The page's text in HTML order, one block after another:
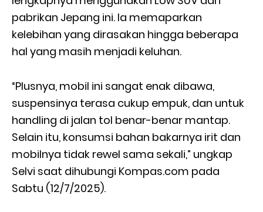
pabrikan Jepang ini. Ia memaparkan
kelebihan yang dirasakan hingga beberapa
hal yang masih menjadi keluhan.
“Plusnya, mobil ini sangat enak dibawa,
suspensinya terasa cukup empuk, dan untuk
handling di jalan tol benar-benar mantap.
Selain itu, konsumsi bahan bakarnya irit dan
mobilnya tidak rewel sama sekali,” ungkap
Selvi saat dihubungi Kompas.com pada
Sabtu (12/7/2025).